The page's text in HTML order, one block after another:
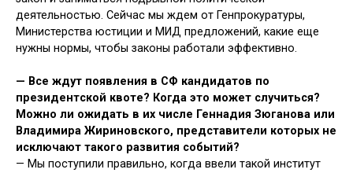
деятельностью. Сейчас мы ждем от Генпрокуратуры,
Министерства юстиции и МИД предложений, какие еще
нужны нормы, чтобы законы работали эффективно.
— Все ждут появления в СФ кандидатов по
президентской квоте? Когда это может случиться?
Можно ли ожидать в их числе Геннадия Зюганова или
Владимира Жириновского, представители которых не
исключают такого развития событий?
— Мы поступили правильно, когда ввели такой институт